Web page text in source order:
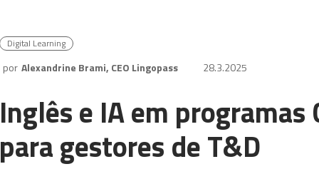
Digital Learning
por Alexandrine Brami, CEO Lingopass 28.3.2025
Inglês e IA em
para gestores de T&D